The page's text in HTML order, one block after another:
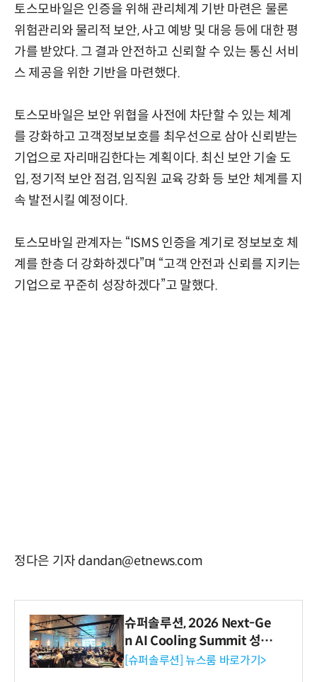
토스모바일은 인증을 위해 관리체계 기반 마련은 물론
위험관리와 물리적 보안, 사고 예방 및 대응 등에 대한 평
가를 받았다. 그 결과 안전하고 신뢰할 수 있는 통신 서비
스 제공을 위한 기반을 마련했다.
토스모바일은 보안 위협을 사전에 차단할 수 있는 체계
를 강화하고 고객정보보호를 최우선으로 삼아 신뢰받는
기업으로 자리매김한다는 계획이다. 최신 보안 기술 도
입, 정기적 보안 점검, 임직원 교육 강화 등 보안 체계를 지
속 발전시킬 예정이다.
토스모바일 관계자는 “ISMS 인증을 계기로 정보보호 체
계를 한층 더 강화하겠다”며 “고객 안전과 신뢰를 지키는
기업으로 꾸준히 성장하겠다”고 말했다.
정다은 기자 dandan@etnews.com
슈퍼솔루션, 2026 Next-Ge
n AI Cooling Summit 성황
리 성료
[슈퍼솔루션] 뉴스룸 바로가기>